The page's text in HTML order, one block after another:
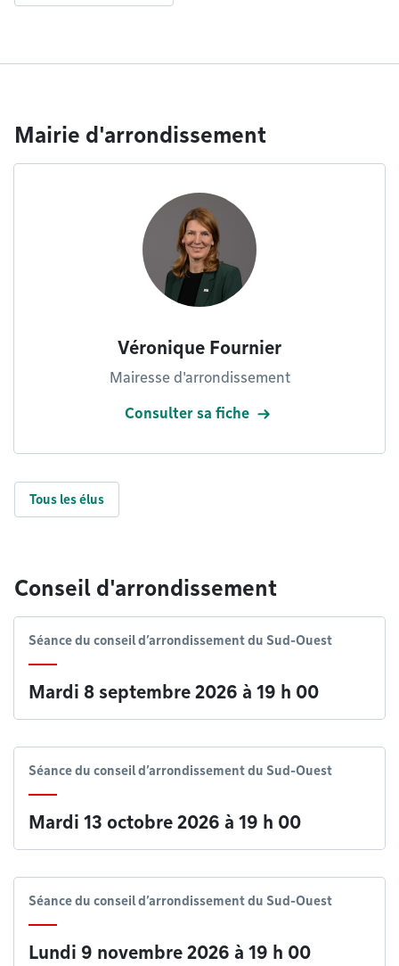
Mairie d'arrondissement
Véronique Fournier
Mairesse d'arrondissement
Consulter sa fiche
Tous les élus
Conseil d'arrondissement
Séance du conseil d’arrondissement du Sud-Ouest
Mardi 8 septembre 2026 à 19 h 00
Séance du conseil d’arrondissement du Sud-Ouest
Mardi 13 octobre 2026 à 19 h 00
Séance du conseil d’arrondissement du Sud-Ouest
Lundi 9 novembre 2026 à 19 h 00